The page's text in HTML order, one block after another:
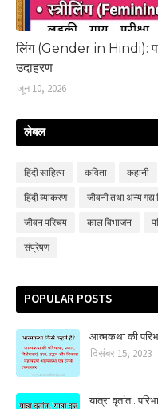
लिंग (Gender in Hindi):
उदाहरण
जून 10, 2026
लेबल
हिंदी साहित्‍य कविता कहानी
हिंदी व्‍याकरण जीवनी तथा अन्य गद्य
जीवन परिचय काल विभाजन
संप्रेषण
POPULAR POSTS
आत्मकथा की
दिसंबर 15, 2023
यात्रा वृतांत :